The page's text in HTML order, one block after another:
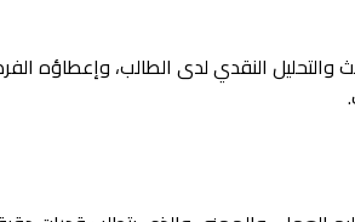
والتحليل النقدي لدى الطالب، وإعطاؤه